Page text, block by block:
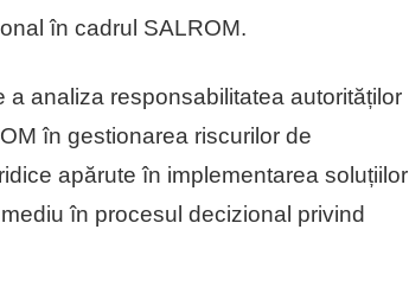
în cadrul SALROM.
analiza responsabilitatea autorităților
în gestionarea riscurilor de
apărute în implementarea soluțiilor
în procesul decizional privind